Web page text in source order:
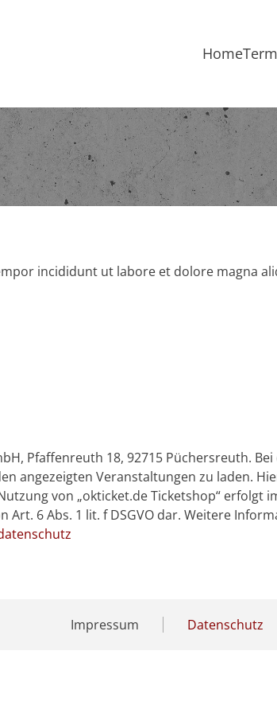
Home
incididunt ut labore et dolore magna
Pfaffenreuth 18, 92715 Püchersreuth.
angezeigten Veranstaltungen zu laden.
von „okticket.de Ticketshop“ erfolgt
6 Abs. 1 lit. f DSGVO dar. Weitere
Impressum Datenschutz